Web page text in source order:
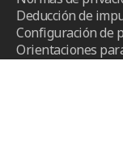
Deducción de
Configuración de
Orientaciones